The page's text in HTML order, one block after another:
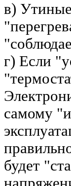
в) Утиные
г) Если
самому
будет